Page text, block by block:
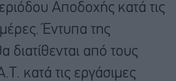
Αποδοχής κατά τις
Έντυπα της
από τους
κατά τις εργάσιμες